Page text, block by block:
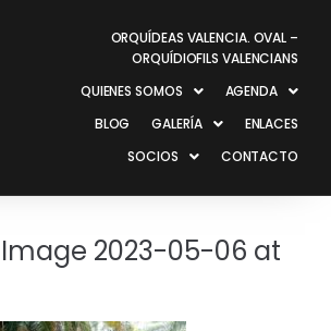
ORQUÍDEAS VALENCIA. OVAL –
ORQUÍDIOFILS VALENCIANS
QUIENES SOMOS
AGENDA
BLOG
GALERÍA
ENLACES
SOCIOS
CONTACTO
2023-05-06 at